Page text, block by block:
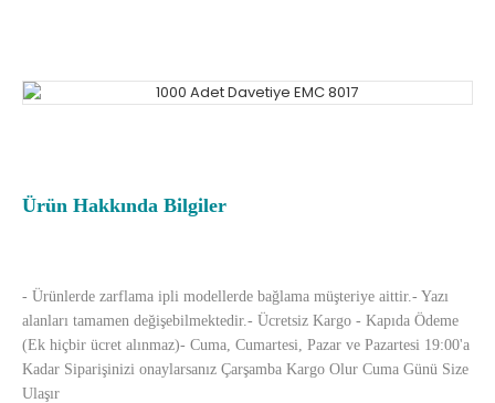
Ürün Hakkında Bilgiler
- Ürünlerde zarflama ipli modellerde bağlama müşteriye aittir.- Yazı
alanları tamamen değişebilmektedir.- Ücretsiz Kargo - Kapıda Ödeme
(Ek hiçbir ücret alınmaz)- Cuma, Cumartesi, Pazar ve Pazartesi 19:00'a
Kadar Siparişinizi onaylarsanız Çarşamba Kargo Olur Cuma Günü Size
Ulaşır